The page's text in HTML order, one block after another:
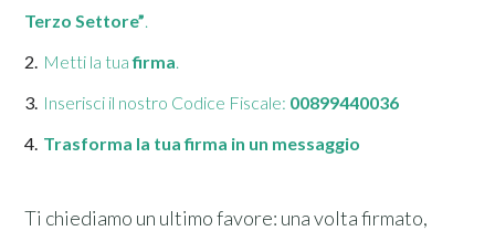
Terzo Settore”.
Metti la tuafirma.
Inserisci il nostro Codice Fiscale: 00899440036
Trasforma la tua firma in un messaggio
Ti chiediamo un ultimo favore: una volta firmato,